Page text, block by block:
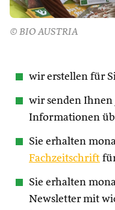
© BIO AUSTRIA
wir erstellen für
wir senden Ihnen
Informationen
Sie erhalten
Fachzeitschrift
Sie erhalten
Newsletter mit